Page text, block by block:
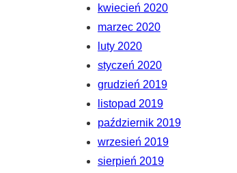
kwiecień 2020
marzec 2020
luty 2020
styczeń 2020
grudzień 2019
listopad 2019
październik 2019
wrzesień 2019
sierpień 2019